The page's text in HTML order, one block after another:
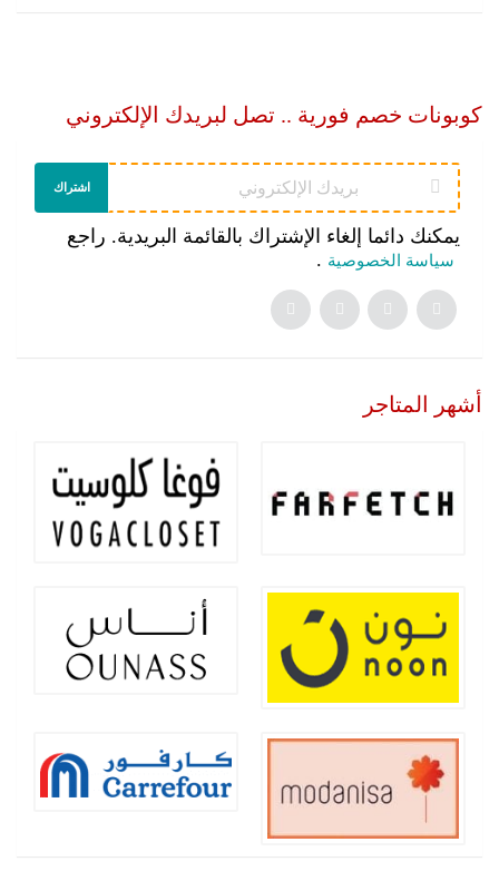
كوبونات خصم فورية .. تصل لبريدك الإلكتروني
اشتراك
يمكنك دائما إلغاء الإشتراك بالقائمة البريدية. راجع
سياسة الخصوصية .
أشهر المتاجر